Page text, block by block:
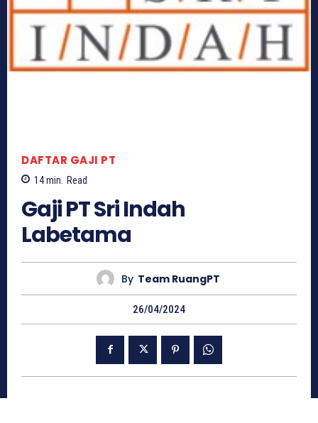
DAFTAR GAJI PT
14min. Read
Gaji PT Sri Indah
Labetama
By Team RuangPT
26/04/2024